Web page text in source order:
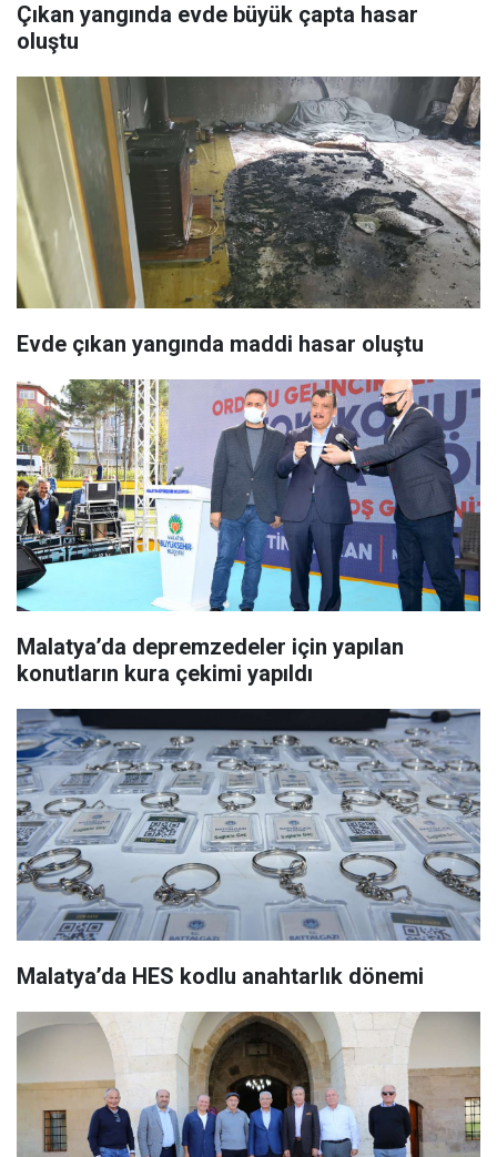
Çıkan yangında evde büyük çapta hasar
oluştu
Evde çıkan yangında maddi hasar oluştu
Malatya’da depremzedeler için yapılan
konutların kura çekimi yapıldı
Malatya’da HES kodlu anahtarlık dönemi